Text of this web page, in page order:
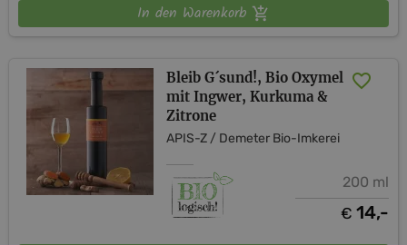
In den Warenkorb
Bleib G´sund!, Bio Oxymel
mit Ingwer, Kurkuma &
Zitrone
APIS-Z / Demeter Bio-Imkerei
200 ml
€ 14,-